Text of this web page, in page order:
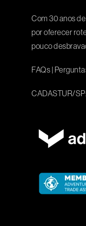
Com 30 anos
por oferecer
pouco
FAQs |
CADASTUR/